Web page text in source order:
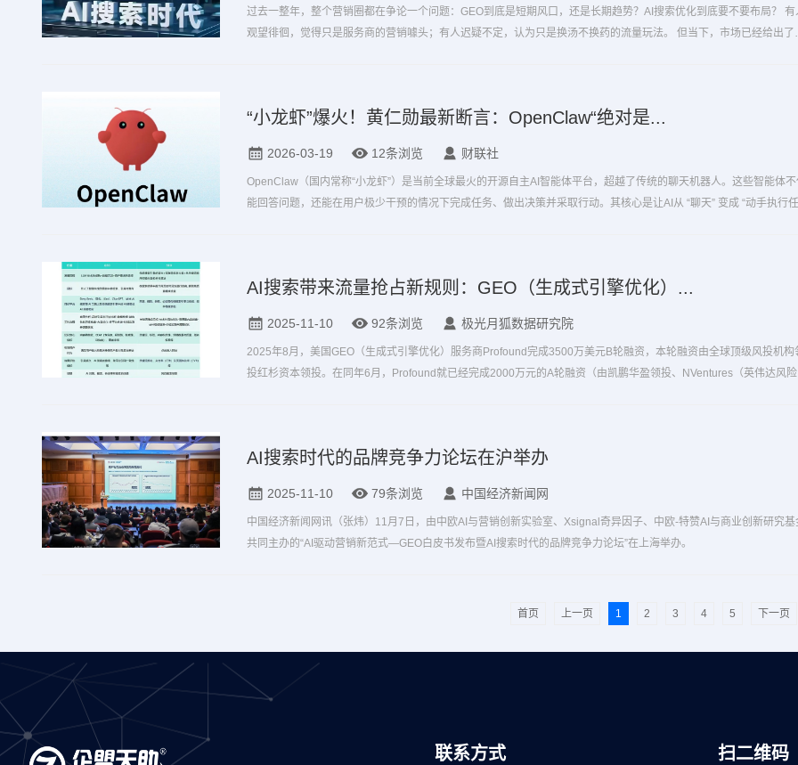
过去一整年，整个营销圈都在争论一个问题：GEO到底是短期风口，还是长期趋势？AI搜索优化到底要不要布局？ 有人
观望徘徊，觉得只是服务商的营销噱头；有人迟疑不定，认为只是换汤不换药的流量玩法。 但当下，市场已经给出了最
“小龙虾”爆火！黄仁勋最新断言：OpenClaw“绝对是...
2026-03-19 12条浏览 财联社
OpenClaw（国内常称“小龙虾”）是当前全球最火的开源自主AI智能体平台，超越了传统的聊天机器人。这些智能体
能回答问题，还能在用户极少干预的情况下完成任务、做出决策并采取行动。其核心是让AI从 “聊天” 变成 “动手执行任
AI搜索带来流量抢占新规则：GEO（生成式引擎优化）...
2025-11-10 92条浏览 极光月狐数据研究院
2025年8月，美国GEO（生成式引擎优化）服务商Profound完成3500万美元B轮融资，本轮融资由全球顶级风投机构
投红杉资本领投。在同年6月，Profound就已经完成2000万元的A轮融资（由凯鹏华盈领投、NVentures（英伟达风
AI搜索时代的品牌竞争力论坛在沪举办
2025-11-10 79条浏览 中国经济新闻网
中国经济新闻网讯（张炜）11月7日，由中欧AI与营销创新实验室、Xsignal奇异因子、中欧-特赞AI与商业创新研究基
共同主办的“AI驱动营销新范式—GEO白皮书发布暨AI搜索时代的品牌竞争力论坛”在上海举办。
首页 上一页 1 2 3 4 5 下一页
联系方式 扫二维码